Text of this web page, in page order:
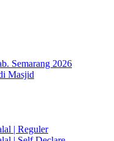
Semarang 2026
Masjid
| Reguler